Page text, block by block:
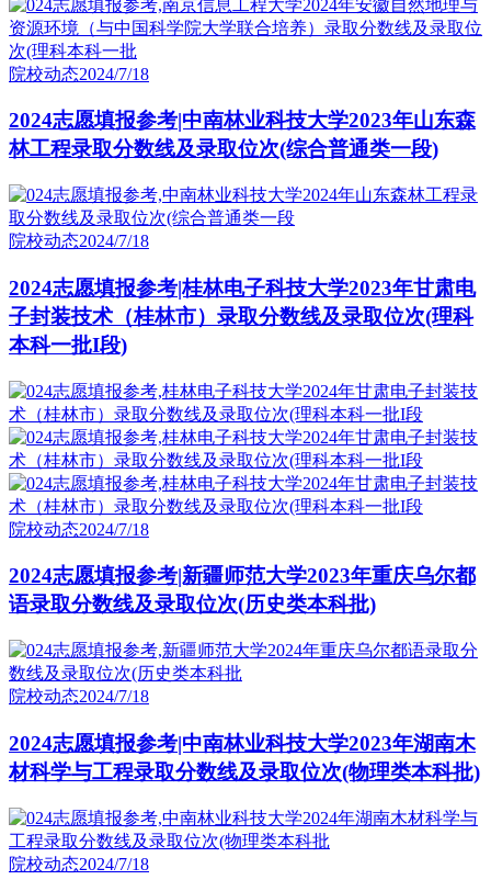
院校动态2024/7/18
2024志愿填报参考|中南林业科技大学2023年山东森
林工程录取分数线及录取位次(综合普通类一段)
院校动态2024/7/18
2024志愿填报参考|桂林电子科技大学2023年甘肃电
子封装技术（桂林市）录取分数线及录取位次(理科
本科一批I段)
院校动态2024/7/18
2024志愿填报参考|新疆师范大学2023年重庆乌尔都
语录取分数线及录取位次(历史类本科批)
院校动态2024/7/18
2024志愿填报参考|中南林业科技大学2023年湖南木
材科学与工程录取分数线及录取位次(物理类本科批)
院校动态2024/7/18